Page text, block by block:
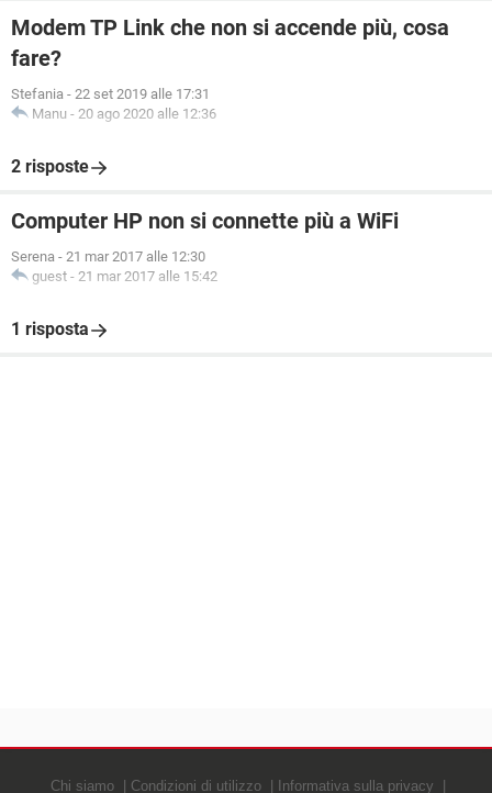
Modem TP Link che non si accende più, cosa
fare?
Stefania - 22 set 2019 alle 17:31
Manu - 20 ago 2020 alle 12:36
2 risposte
Computer HP non si connette più a WiFi
Serena - 21 mar 2017 alle 12:30
guest - 21 mar 2017 alle 15:42
1 risposta
Chi siamo Condizioni di utilizzo Informativa sulla privacy